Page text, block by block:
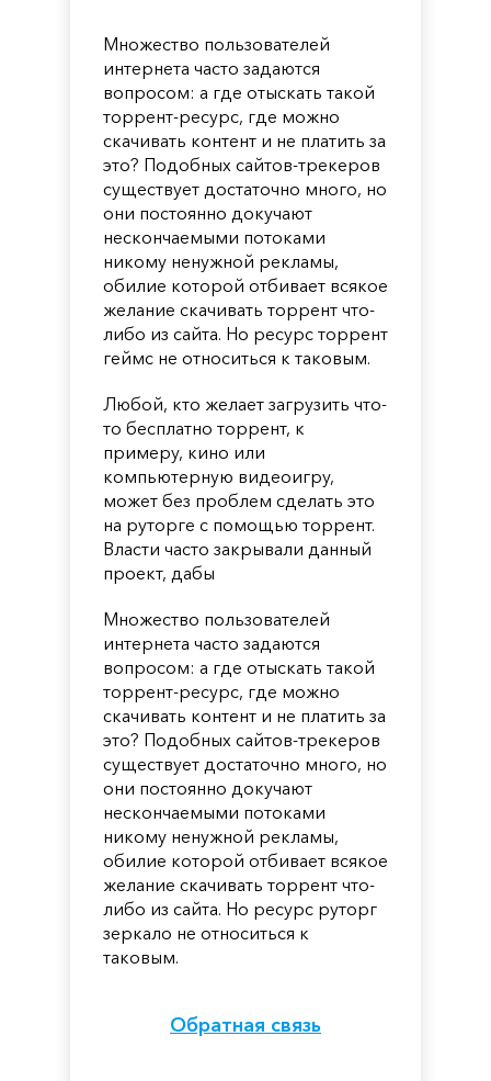
Множество пользователей
интернета часто задаются
вопросом: а где отыскать такой
торрент-ресурс, где можно
скачивать контент и не платить за
это? Подобных сайтов-трекеров
существует достаточно много, но
они постоянно докучают
нескончаемыми потоками
никому ненужной рекламы,
обилие которой отбивает всякое
желание скачивать торрент что-
либо из сайта. Но ресурс торрент
геймс не относиться к таковым.
Любой, кто желает загрузить что-
то бесплатно торрент, к
примеру, кино или
компьютерную видеоигру,
может без проблем сделать это
на руторге с помощью торрент.
Власти часто закрывали данный
проект, дабы
Множество пользователей
интернета часто задаются
вопросом: а где отыскать такой
торрент-ресурс, где можно
скачивать контент и не платить за
это? Подобных сайтов-трекеров
существует достаточно много, но
они постоянно докучают
нескончаемыми потоками
никому ненужной рекламы,
обилие которой отбивает всякое
желание скачивать торрент что-
либо из сайта. Но ресурс руторг
зеркало не относиться к
таковым.
Обратная связь